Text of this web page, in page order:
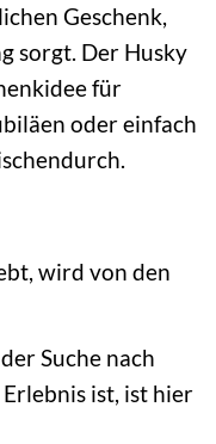
Geschenk,
sorgt. Der Husky
für
oder einfach
wird von den
Suche nach
ist, ist hier